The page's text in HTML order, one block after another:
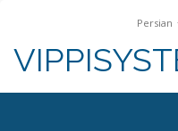
Persian